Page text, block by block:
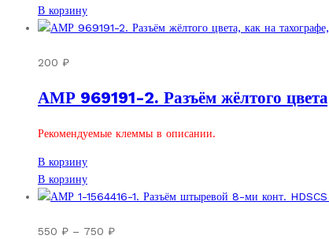
В корзину
200 ₽
АМР 969191-2. Разъём жёлтого
Рекомендуемые клеммы в описании.
В корзину
В корзину
550 ₽ – 750 ₽Диапазон